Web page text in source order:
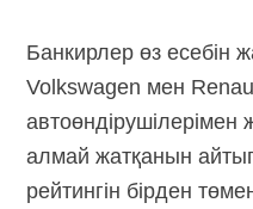
Банкирлер өз есебін
Volkswagen мен
автоөндірушілерімен
алмай жатқанын
рейтингін бірден